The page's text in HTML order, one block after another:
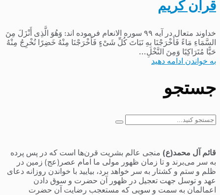
قرآن کریم
خداوند متعال در آیه ۹۹ سوره الانعام فرموده اند: وَهُوَ الَّذِی أَنْزَلَ مِنَ
السَّمَاءِ مَاءً فَأَخْرَجْنَا بِهِ نَبَاتَ کُلِّ شَیْءٍ فَأَخْرَجْنَا مِنْهُ خَضِرًا نُخْرِجُ مِنْهُ
حَبًّا مُتَرَاکِبًا وَمِنَ النَّخْلِ...
به خواندن ادامه دهید
جستجو
جستجو
قائم آل محمد(ع) منجی عالم بشریت قرن‌ها است که در پس پرده
به سر می‌برند و تا زمان ظهور مولی ما امام عصر(عج) زمین در
ظلم و ستم و کشتار به سر خواهد برد، بیایید با خواندن روزانه دعای
عهد و توسل جهت تعجیل در ظهور آن حضرت و سوق دادن
اعمالمان به سمت و سویی که مستعجب رضایت آن حضرت